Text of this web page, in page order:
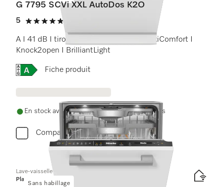
G 7795 SCVi XXL AutoDos K2O
5
5 étoiles sur 5
A I 41 dB I tiroir à couverts I paniers MaxiComfort I
Knock2open I BrilliantLight
Online Label Flag, Etiquette énergétique
Fiche produit
En stock avec livraison et installation gratuites
Comparer
Sans habillage
Lave-vaisselle totalement intégrable
Platinum